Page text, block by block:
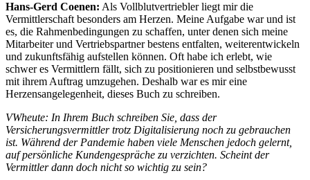
Hans-Gerd Coenen: Als Vollblutvertriebler liegt mir die
Vermittlerschaft besonders am Herzen. Meine Aufgabe war und ist
es, die Rahmenbedingungen zu schaffen, unter denen sich meine
Mitarbeiter und Vertriebspartner bestens entfalten, weiterentwickeln
und zukunftsfähig aufstellen können. Oft habe ich erlebt, wie
schwer es Vermittlern fällt, sich zu positionieren und selbstbewusst
mit ihrem Auftrag umzugehen. Deshalb war es mir eine
Herzensangelegenheit, dieses Buch zu schreiben.
VWheute: In Ihrem Buch schreiben Sie, dass der
Versicherungsvermittler trotz Digitalisierung noch zu gebrauchen
ist. Während der Pandemie haben viele Menschen jedoch gelernt,
auf persönliche Kundengespräche zu verzichten. Scheint der
Vermittler dann doch nicht so wichtig zu sein?